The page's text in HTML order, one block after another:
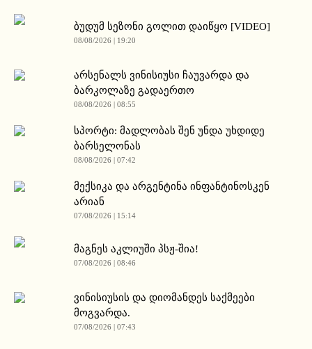
ბუდუმ სეზონი გოლით დაიწყო [VIDEO]
08/08/2026 | 19:20
არსენალს ვინისიუსი ჩაუვარდა და
ბარკოლაზე გადაერთო
08/08/2026 | 08:55
სპორტი: მადლობას შენ უნდა უხდიდე
ბარსელონას
08/08/2026 | 07:42
მექსიკა და არგენტინა ინფანტინოსკენ
არიან
07/08/2026 | 15:14
მაგნეს აკლიუში პსჟ-შია!
07/08/2026 | 08:46
ვინისიუსის და დიომანდეს საქმეები
მოგვარდა.
07/08/2026 | 07:43